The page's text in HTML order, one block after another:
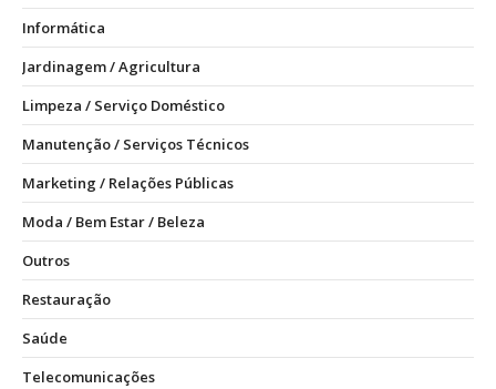
Informática
Jardinagem / Agricultura
Limpeza / Serviço Doméstico
Manutenção / Serviços Técnicos
Marketing / Relações Públicas
Moda / Bem Estar / Beleza
Outros
Restauração
Saúde
Telecomunicações